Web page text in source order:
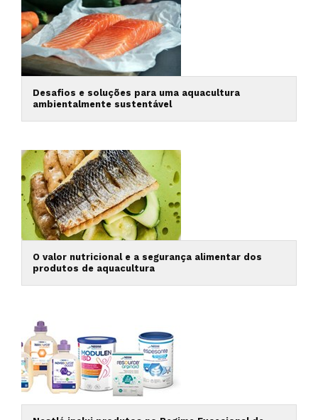
Desafios e soluções para uma aquacultura
ambientalmente sustentável
O valor nutricional e a segurança alimentar dos
produtos de aquacultura